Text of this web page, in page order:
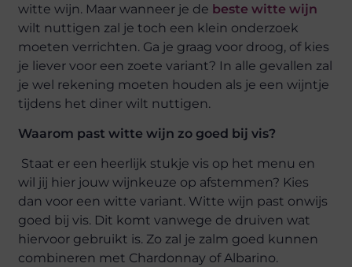
witte wijn. Maar wanneer je de beste witte wijn
wilt nuttigen zal je toch een klein onderzoek
moeten verrichten. Ga je graag voor droog, of kies
je liever voor een zoete variant? In alle gevallen zal
je wel rekening moeten houden als je een wijntje
tijdens het diner wilt nuttigen.
Waarom past witte wijn zo goed bij vis?
Staat er een heerlijk stukje vis op het menu en
wil jij hier jouw wijnkeuze op afstemmen? Kies
dan voor een witte variant. Witte wijn past onwijs
goed bij vis. Dit komt vanwege de druiven wat
hiervoor gebruikt is. Zo zal je zalm goed kunnen
combineren met Chardonnay of Albarino.